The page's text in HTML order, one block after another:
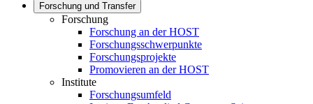
Forschung und Transfer
Forschung
Forschung an der HOST
Forschungsschwerpunkte
Forschungsprojekte
Promovieren an der HOST
Institute
Forschungsumfeld